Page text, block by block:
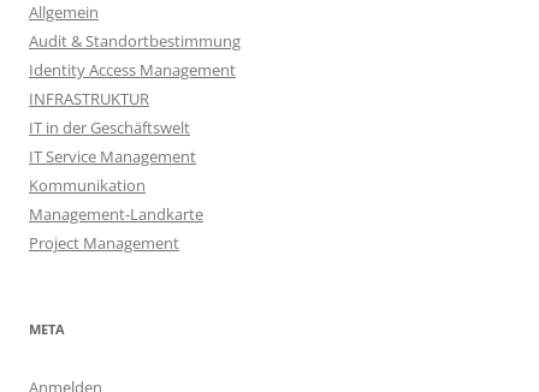
Allgemein
Audit & Standortbestimmung
Identity Access Management
INFRASTRUKTUR
IT in der Geschäftswelt
IT Service Management
Kommunikation
Management-Landkarte
Project Management
META